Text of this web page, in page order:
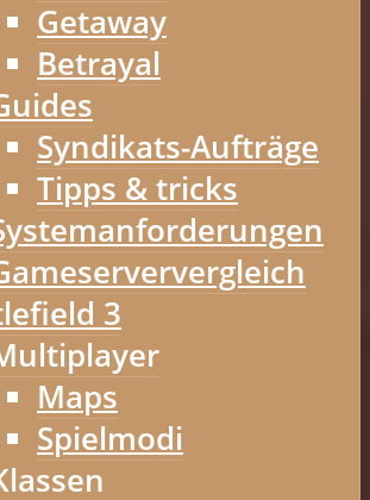
Getaway
Betrayal
Syndikats-Aufträge
Tipps & tricks
3
Maps
Spielmodi